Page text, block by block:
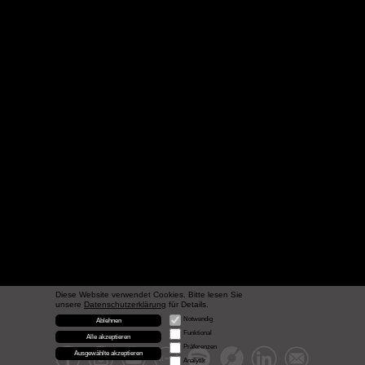
Diese Website verwendet Cookies. Bitte lesen Sie
unsere Datenschutzerklärung für Details.
Ablehnen
Alle akzeptieren
Ausgewählte akzeptieren
Notwendig
Funktional
Präferenzen
Analytik